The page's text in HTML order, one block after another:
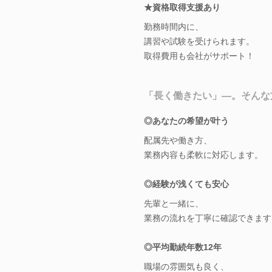
★資格取得支援あり
勤務時間内に、
講習や試験を受けられます。
取得費用も会社がサポート！
「長く働きたい」―。そん
◎あなたの希望が叶う
配属先や働き方、
業務内容も柔軟に対応します。
◎経験が浅くても安心
先輩と一緒に、
業務の流れを丁寧に確認できます
◎平均勤続年数12年
職場の雰囲気も良く、